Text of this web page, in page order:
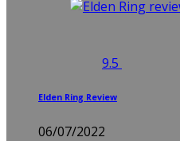
9.5
Elden Ring Review
06/07/2022